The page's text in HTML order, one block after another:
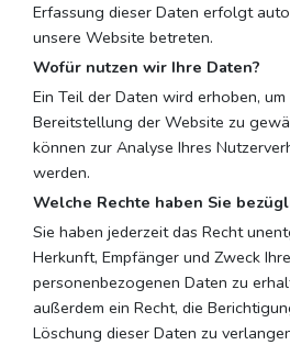
Erfassung dieser Daten erfolgt
unsere Website betreten.
Wofür nutzen wir Ihre Daten?
Ein Teil der Daten wird erhoben,
Bereitstellung der Website zu
können zur Analyse Ihres
werden.
Welche Rechte haben Sie
Sie haben jederzeit das Recht
Herkunft, Empfänger und Zweck
personenbezogenen Daten zu
außerdem ein Recht, die
Löschung dieser Daten zu